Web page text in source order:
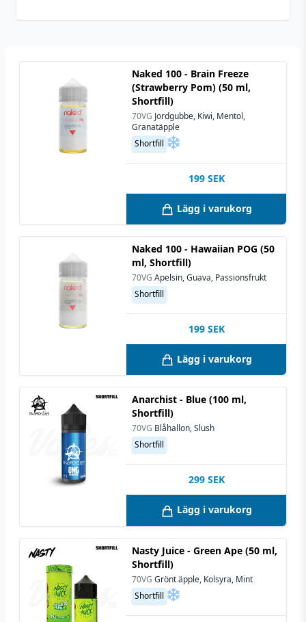
Naked 100 - Brain Freeze
(Strawberry Pom) (50 ml,
Shortfill)
70VG Jordgubbe, Kiwi, Mentol,
Granatäpple
Shortfill
199 SEK
Lägg i varukorg
Naked 100 - Hawaiian POG (50
ml, Shortfill)
70VG Apelsin, Guava, Passionsfrukt
Shortfill
199 SEK
Lägg i varukorg
Anarchist - Blue (100 ml,
Shortfill)
70VG Blåhallon, Slush
Shortfill
299 SEK
Lägg i varukorg
Nasty Juice - Green Ape (50 ml,
Shortfill)
70VG Grönt äpple, Kolsyra, Mint
Shortfill